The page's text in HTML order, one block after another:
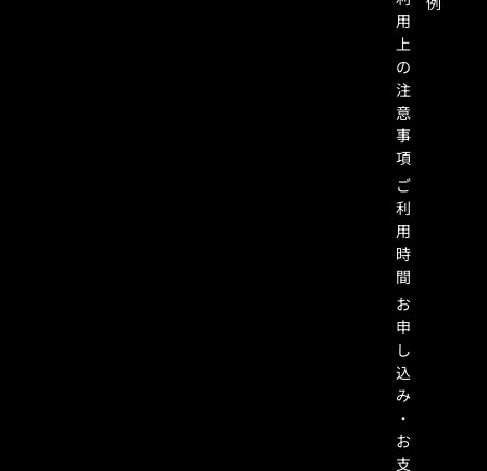
用
上
の
注
意
事
項
ご
利
用
時
間
お
申
し
込
み
・
お
支